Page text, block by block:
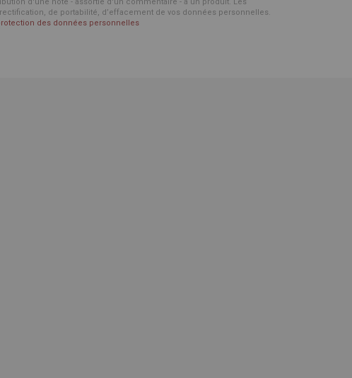
de portabilité, d’effacement de vos données personnelles.
des données personnelles